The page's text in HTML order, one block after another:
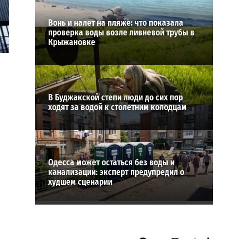
Вонь и налет на пляже: что показала
проверка воды возле ливневой трубы в
Крыжановке
В Буджакской степи люди до сих пор
ходят за водой к столетним колодцам
Одесса может остаться без воды и
канализации: эксперт предупредил о
худшем сценарии